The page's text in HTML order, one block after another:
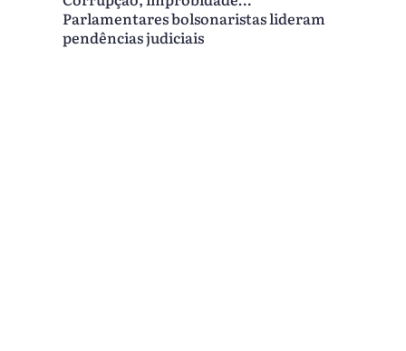
Parlamentares bolsonaristas lideram
pendências judiciais